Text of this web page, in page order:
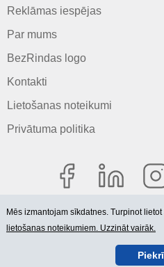
Reklāmas iespējas
Par mums
BezRindas logo
Kontakti
Lietošanas noteikumi
Privātuma politika
© 2006-2026 SIA
Mēs izmantojam sīkdatnes. Turpinot
lietošanas noteikumiem. Uzzināt vairāk.